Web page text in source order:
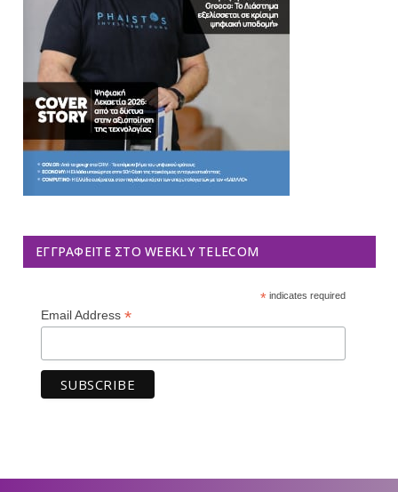
ΕΓΓΡΑΦΕΊΤΕ ΣΤΟ WEEKLY TELECOM
*indicates required
Email Address *